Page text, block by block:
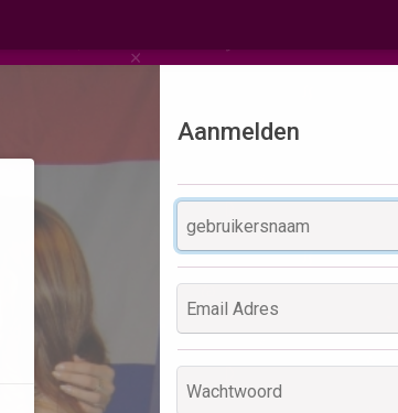
Aanmelden